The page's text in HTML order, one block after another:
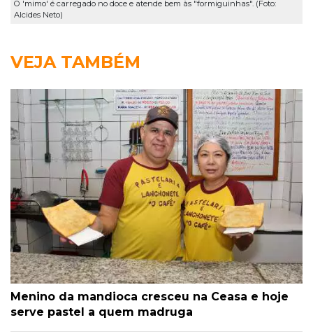
O 'mimo' é carregado no doce e atende bem às "formiguinhas". (Foto:
Alcides Neto)
VEJA TAMBÉM
Menino da mandioca cresceu na Ceasa e hoje
serve pastel a quem madruga